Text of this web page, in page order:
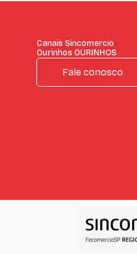
Canais Sincomercio
Ourinhos OURINHOS
Fale conosco